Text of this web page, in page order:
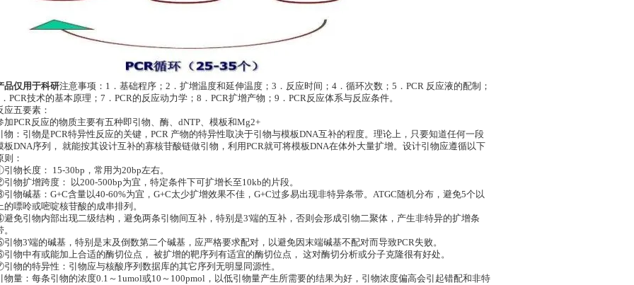
品仅用于科研注意事项：1．基础程序；2．扩增温度和延伸温度；3．反应时间；4．循环次数；5．PCR 反应液的配制；
PCR技术的基本原理；7．PCR的反应动力学；8．PCR扩增产物；9．PCR反应体系与反应条件。
应五要素：
加PCR反应的物质主要有五种即引物、酶、dNTP、模板和Mg2+
物：引物是PCR特异性反应的关键，PCR 产物的特异性取决于引物与模板DNA互补的程度。理论上，只要知道任何一段
板DNA序列， 就能按其设计互补的寡核苷酸链做引物，利用PCR就可将模板DNA在体外大量扩增。设计引物应遵循以下
则：
物长度： 15-30bp，常用为20bp左右。
物扩增跨度： 以200-500bp为宜，特定条件下可扩增长至10kb的片段。
物碱基：G+C含量以40-60%为宜，G+C太少扩增效果不佳，G+C过多易出现非特异条带。ATGC随机分布，避免5个以
的嘌呤或嘧啶核苷酸的成串排列。
免引物内部出现二级结构，避免两条引物间互补，特别是3'端的互补，否则会形成引物二聚体，产生非特异的扩增条
。
物3'端的碱基，特别是末及倒数第二个碱基，应严格要求配对，以避免因末端碱基不配对而导致PCR失败。
物中有或能加上合适的酶切位点， 被扩增的靶序列有适宜的酶切位点， 这对酶切分析或分子克隆很有好处。
物的特异性：引物应与核酸序列数据库的其它序列无明显同源性。
物量：每条引物的浓度0.1～1umol或10～100pmol，以低引物量产生所需要的结果为好，引物浓度偏高会引起错配和非特